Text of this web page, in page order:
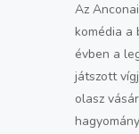
Az
komédia a
évben a
játszott
olasz